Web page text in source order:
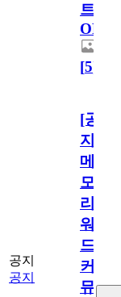
트
OPEN!
[5]
공지
공지
[공
지]
메
모
리
워
드
커
뮤